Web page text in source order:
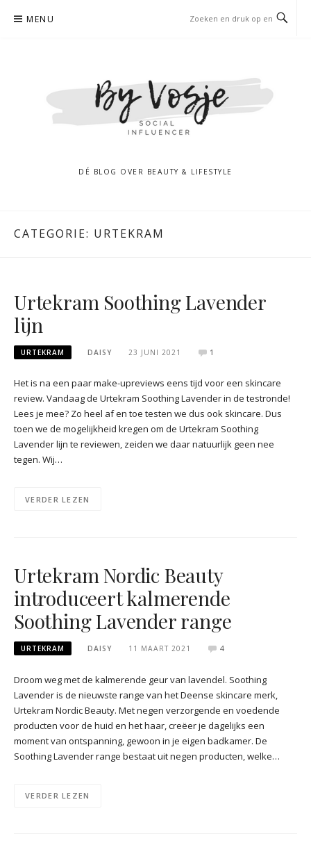
MENU
DÉ BLOG OVER BEAUTY & LIFESTYLE
CATEGORIE: URTEKRAM
Urtekram Soothing Lavender
lijn
URTEKRAM DAISY 23 JUNI 2021 1
Het is na een paar make-upreviews eens tijd voor een skincare
review. Vandaag de Urtekram Soothing Lavender in de testronde!
Lees je mee? Zo heel af en toe testen we dus ook skincare. Dus
toen we de mogelijkheid kregen om de Urtekram Soothing
Lavender lijn te reviewen, zeiden we daar natuurlijk geen nee
tegen. Wij…
VERDER LEZEN
Urtekram Nordic Beauty
introduceert kalmerende
Soothing Lavender range
URTEKRAM DAISY 11 MAART 2021 4
Droom weg met de kalmerende geur van lavendel. Soothing
Lavender is de nieuwste range van het Deense skincare merk,
Urtekram Nordic Beauty. Met negen verzorgende en voedende
producten voor de huid en het haar, creëer je dagelijks een
moment van ontspanning, gewoon in je eigen badkamer. De
Soothing Lavender range bestaat uit negen producten, welke…
VERDER LEZEN